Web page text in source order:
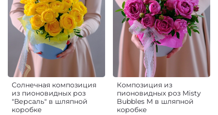
Солнечная композиция
из пионовидных роз
"Версаль" в шляпной
коробке
Композиция из
пионовидных роз Misty
Bubbles M в шляпной
коробке